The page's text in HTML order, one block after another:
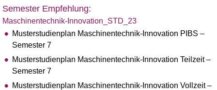
Semester Empfehlung:
Maschinentechnik-Innovation_STD_23
Musterstudienplan Maschinentechnik-Innovation PIBS –
Semester 7
Musterstudienplan Maschinentechnik-Innovation Teilzeit –
Semester 7
Musterstudienplan Maschinentechnik-Innovation Vollzeit –